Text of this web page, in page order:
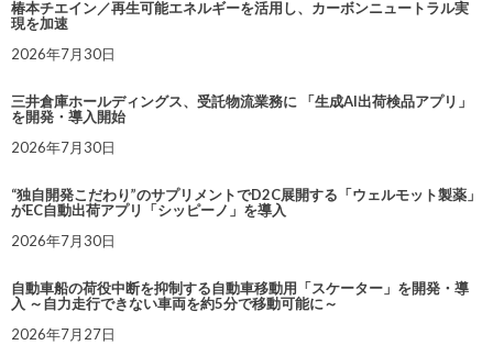
椿本チエイン／再生可能エネルギーを活用し、カーボンニュートラル実
現を加速
2026年7月30日
三井倉庫ホールディングス、受託物流業務に 「生成AI出荷検品アプリ」
を開発・導入開始
2026年7月30日
“独自開発こだわり”のサプリメントでD2C展開する「ウェルモット製薬」
がEC自動出荷アプリ「シッピーノ」を導入
2026年7月30日
自動車船の荷役中断を抑制する自動車移動用「スケーター」を開発・導
入 ～自力走行できない車両を約5分で移動可能に～
2026年7月27日